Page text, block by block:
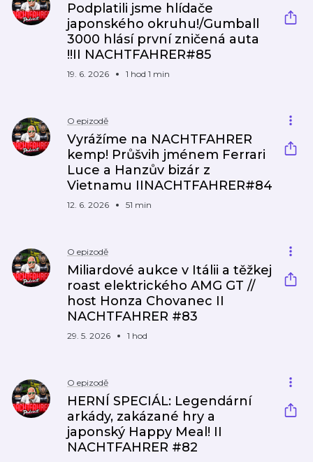
Podplatili jsme hlídače
japonského okruhu!/Gumball
3000 hlásí první zničená auta
!!II NACHTFAHRER#85
19. 6. 2026 1 hod 1 min
O epizodě
Vyrážíme na NACHTFAHRER
kemp! Průšvih jménem Ferrari
Luce a Hanzův bizár z
Vietnamu IINACHTFAHRER#84
12. 6. 2026 51 min
O epizodě
Miliardové aukce v Itálii a těžkej
roast elektrického AMG GT //
host Honza Chovanec II
NACHTFAHRER #83
29. 5. 2026 1 hod
O epizodě
HERNÍ SPECIÁL: Legendární
arkády, zakázané hry a
japonský Happy Meal! II
NACHTFAHRER #82